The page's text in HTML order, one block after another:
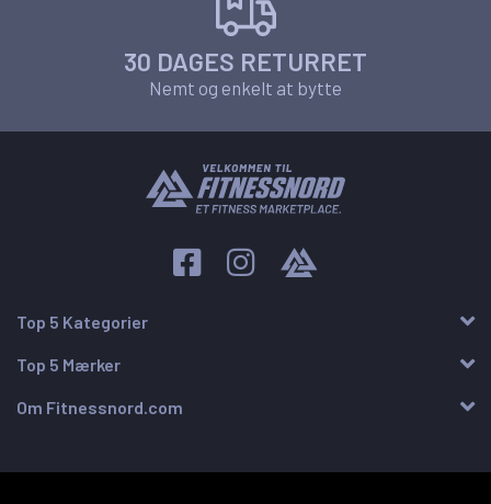
30 DAGES RETURRET
Nemt og enkelt at bytte
Top 5 Kategorier
Top 5 Mærker
Om Fitnessnord.com